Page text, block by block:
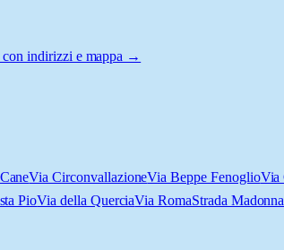
con indirizzi e mappa →
Via CirconvallazioneVia Beppe FenoglioVia
PioVia della QuerciaVia RomaStrada